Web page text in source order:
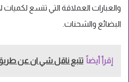
والعبارات العملاقة التي تتسع
البضائع والشحنات.
إقرأ أيضاً تتبع ناقل شي ان عن